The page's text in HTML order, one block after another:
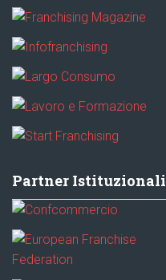
Partner Istituzionali